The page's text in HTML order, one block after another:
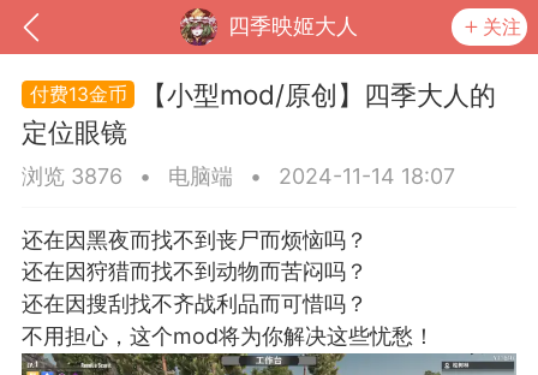
四季映姬大人 关注
13金币
【小型mod/原创】四季大人的
定位眼镜
浏览 3876 • 电脑端 • 2024-11-14 18:07
还在因黑夜而找不到丧尸而烦恼吗？
还在因狩猎而找不到动物而苦闷吗？
还在因搜刮找不齐战利品而可惜吗？
不用担心，这个mod将为你解决这些忧愁！